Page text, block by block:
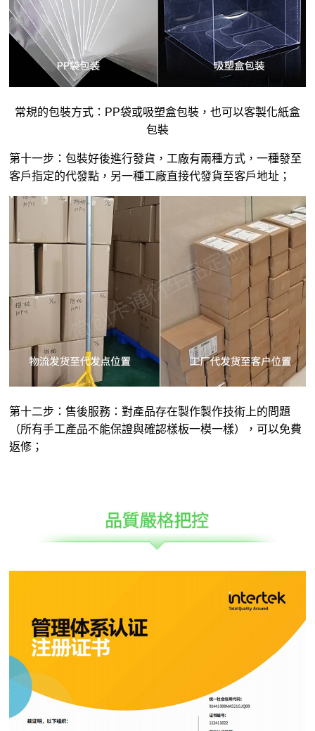
常規的包裝方式：PP袋或吸塑盒包裝，也可以客製化紙盒
包裝
第十一步：包裝好後進行發貨，工廠有兩種方式，一種發至
客戶指定的代發點，另一種工廠直接代發貨至客戶地址；
第十二步：售後服務：對產品存在製作製作技術上的問題
（所有手工產品不能保證與確認樣板一模一樣），可以免費
返修；